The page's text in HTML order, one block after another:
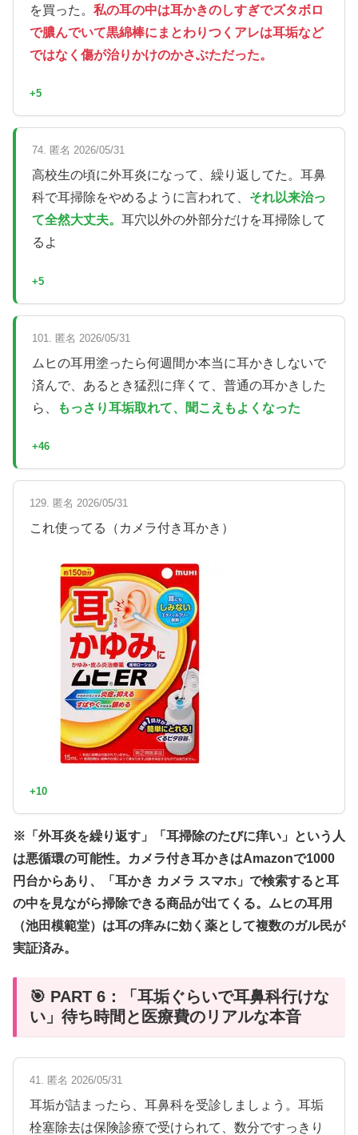
を買った。 私の耳の中は耳かきのしすぎでズタボロ
で膿んでいて黒綿棒にまとわりつくアレは耳垢など
ではなく傷が治りかけのかさぶただった。
+5
74. 匿名 2026/05/31
高校生の頃に外耳炎になって、繰り返してた。耳鼻
科で耳掃除をやめるように言われて、 それ以来治っ
て全然大丈夫。 耳穴以外の外部分だけを耳掃除して
るよ
+5
101. 匿名 2026/05/31
ムヒの耳用塗ったら何週間か本当に耳かきしないで
済んで、あるとき猛烈に痒くて、普通の耳かきした
ら、
もっさり耳垢取れて、聞こえもよくなった
+46
129. 匿名 2026/05/31
これ使ってる（カメラ付き耳かき）
+10
※「外耳炎を繰り返す」「耳掃除のたびに痒い」という人
は悪循環の可能性。カメラ付き耳かきはAmazonで1000
円台からあり、「耳かき カメラ スマホ」で検索すると耳
の中を見ながら掃除できる商品が出てくる。ムヒの耳用
（池田模範堂）は耳の痒みに効く薬として複数のガル民が
実証済み。
🎯 PART 6：「耳垢ぐらいで耳鼻科行けな
い」待ち時間と医療費のリアルな本音
41. 匿名 2026/05/31
耳垢が詰まったら、耳鼻科を受診しましょう。耳垢
栓塞除去は保険診療で受けられて、数分ですっきり